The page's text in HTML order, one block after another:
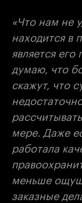
«Что нам не
находится в
является
думаю, что
скажут, что
мере. Даже
работала
меньше
заказные